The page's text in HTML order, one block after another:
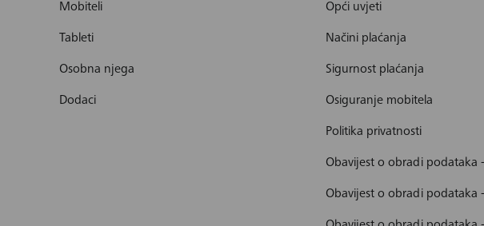
Mobiteli
Tableti
Osobna njega
Dodaci
Opći uvjeti
Načini plaćanja
Sigurnost plaćanja
Osiguranje mobitela
Politika privatnosti
Obavijest o obradi podataka
Obavijest o obradi podataka